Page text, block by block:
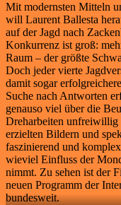
Mit modernsten Mitteln
will Laurent Ballesta
auf der Jagd nach
Konkurrenz ist groß:
Raum – der größte
Doch jeder vierte
damit sogar
Suche nach Antworten
genauso viel über die
Dreharbeiten
erzielten Bildern und
faszinierend und
wieviel Einfluss der
nimmt. Zu sehen ist der
neuen Programm der
bundesweit.